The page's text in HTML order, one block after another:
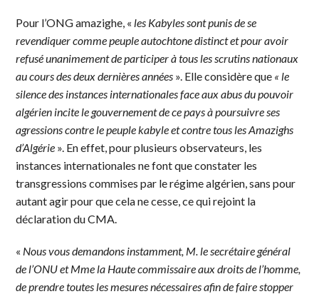
Pour l’ONG amazighe, « les Kabyles sont punis de se
revendiquer comme peuple autochtone distinct et pour avoir
refusé unanimement de participer à tous les scrutins nationaux
au cours des deux dernières années ». Elle considère que « le
silence des instances internationales face aux abus du pouvoir
algérien incite le gouvernement de ce pays à poursuivre ses
agressions contre le peuple kabyle et contre tous les Amazighs
d’Algérie ». En effet, pour plusieurs observateurs, les
instances internationales ne font que constater les
transgressions commises par le régime algérien, sans pour
autant agir pour que cela ne cesse, ce qui rejoint la
déclaration du CMA.
« Nous vous demandons instamment, M. le secrétaire général
de l’ONU et Mme la Haute commissaire aux droits de l’homme,
de prendre toutes les mesures nécessaires afin de faire stopper